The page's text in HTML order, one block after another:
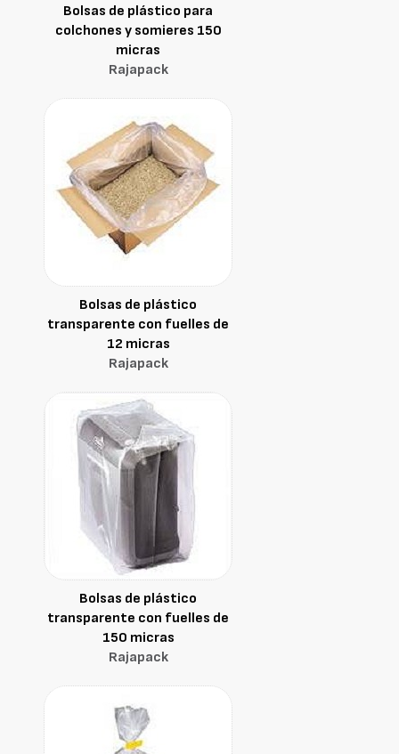
Bolsas de plástico para
colchones y somieres 150
micras
Rajapack
Bolsas de plástico
transparente con fuelles de
12 micras
Rajapack
Bolsas de plástico
transparente con fuelles de
150 micras
Rajapack